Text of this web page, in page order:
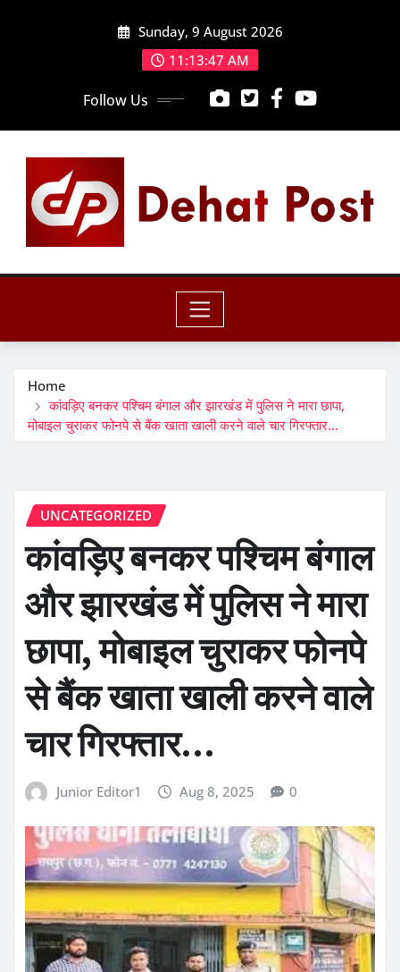
Sunday, 9 August 2026
11:13:48 AM
Follow Us
Home
कांवड़िए बनकर पश्चिम बंगाल और झारखंड में पुलिस ने मारा छापा,
मोबाइल चुराकर फोनपे से बैंक खाता खाली करने वाले चार गिरफ्तार…
UNCATEGORIZED
कांवड़िए बनकर पश्चिम बंगाल
और झारखंड में पुलिस ने मारा
छापा, मोबाइल चुराकर फोनपे
से बैंक खाता खाली करने वाले
चार गिरफ्तार…
Junior Editor1 Aug 8, 2025 0